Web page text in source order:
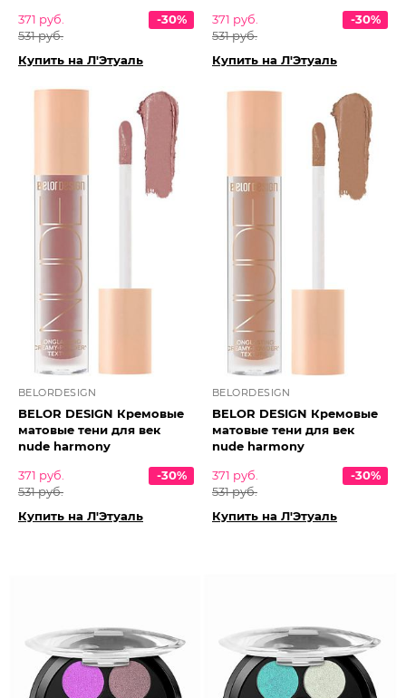
371 руб.
531 руб.
-30%
Купить на Л'Этуаль
371 руб.
531 руб.
-30%
Купить на Л'Этуаль
BELORDESIGN
BELOR DESIGN Кремовые
матовые тени для век
nude harmony
371 руб.
531 руб.
-30%
Купить на Л'Этуаль
BELORDESIGN
BELOR DESIGN Кремовые
матовые тени для век
nude harmony
371 руб.
531 руб.
-30%
Купить на Л'Этуаль